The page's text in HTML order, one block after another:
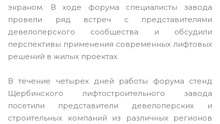
экраном. В ходе форума специалисты завода
провели ряд встреч с представителями
девелоперского сообщества и обсудили
перспективы применения современных лифтовых
решений в жилых проектах.
В течение четырех дней работы форума стенд
Щербинского лифтостроительного завода
посетили представители девелоперских и
строительных компаний из различных регионов